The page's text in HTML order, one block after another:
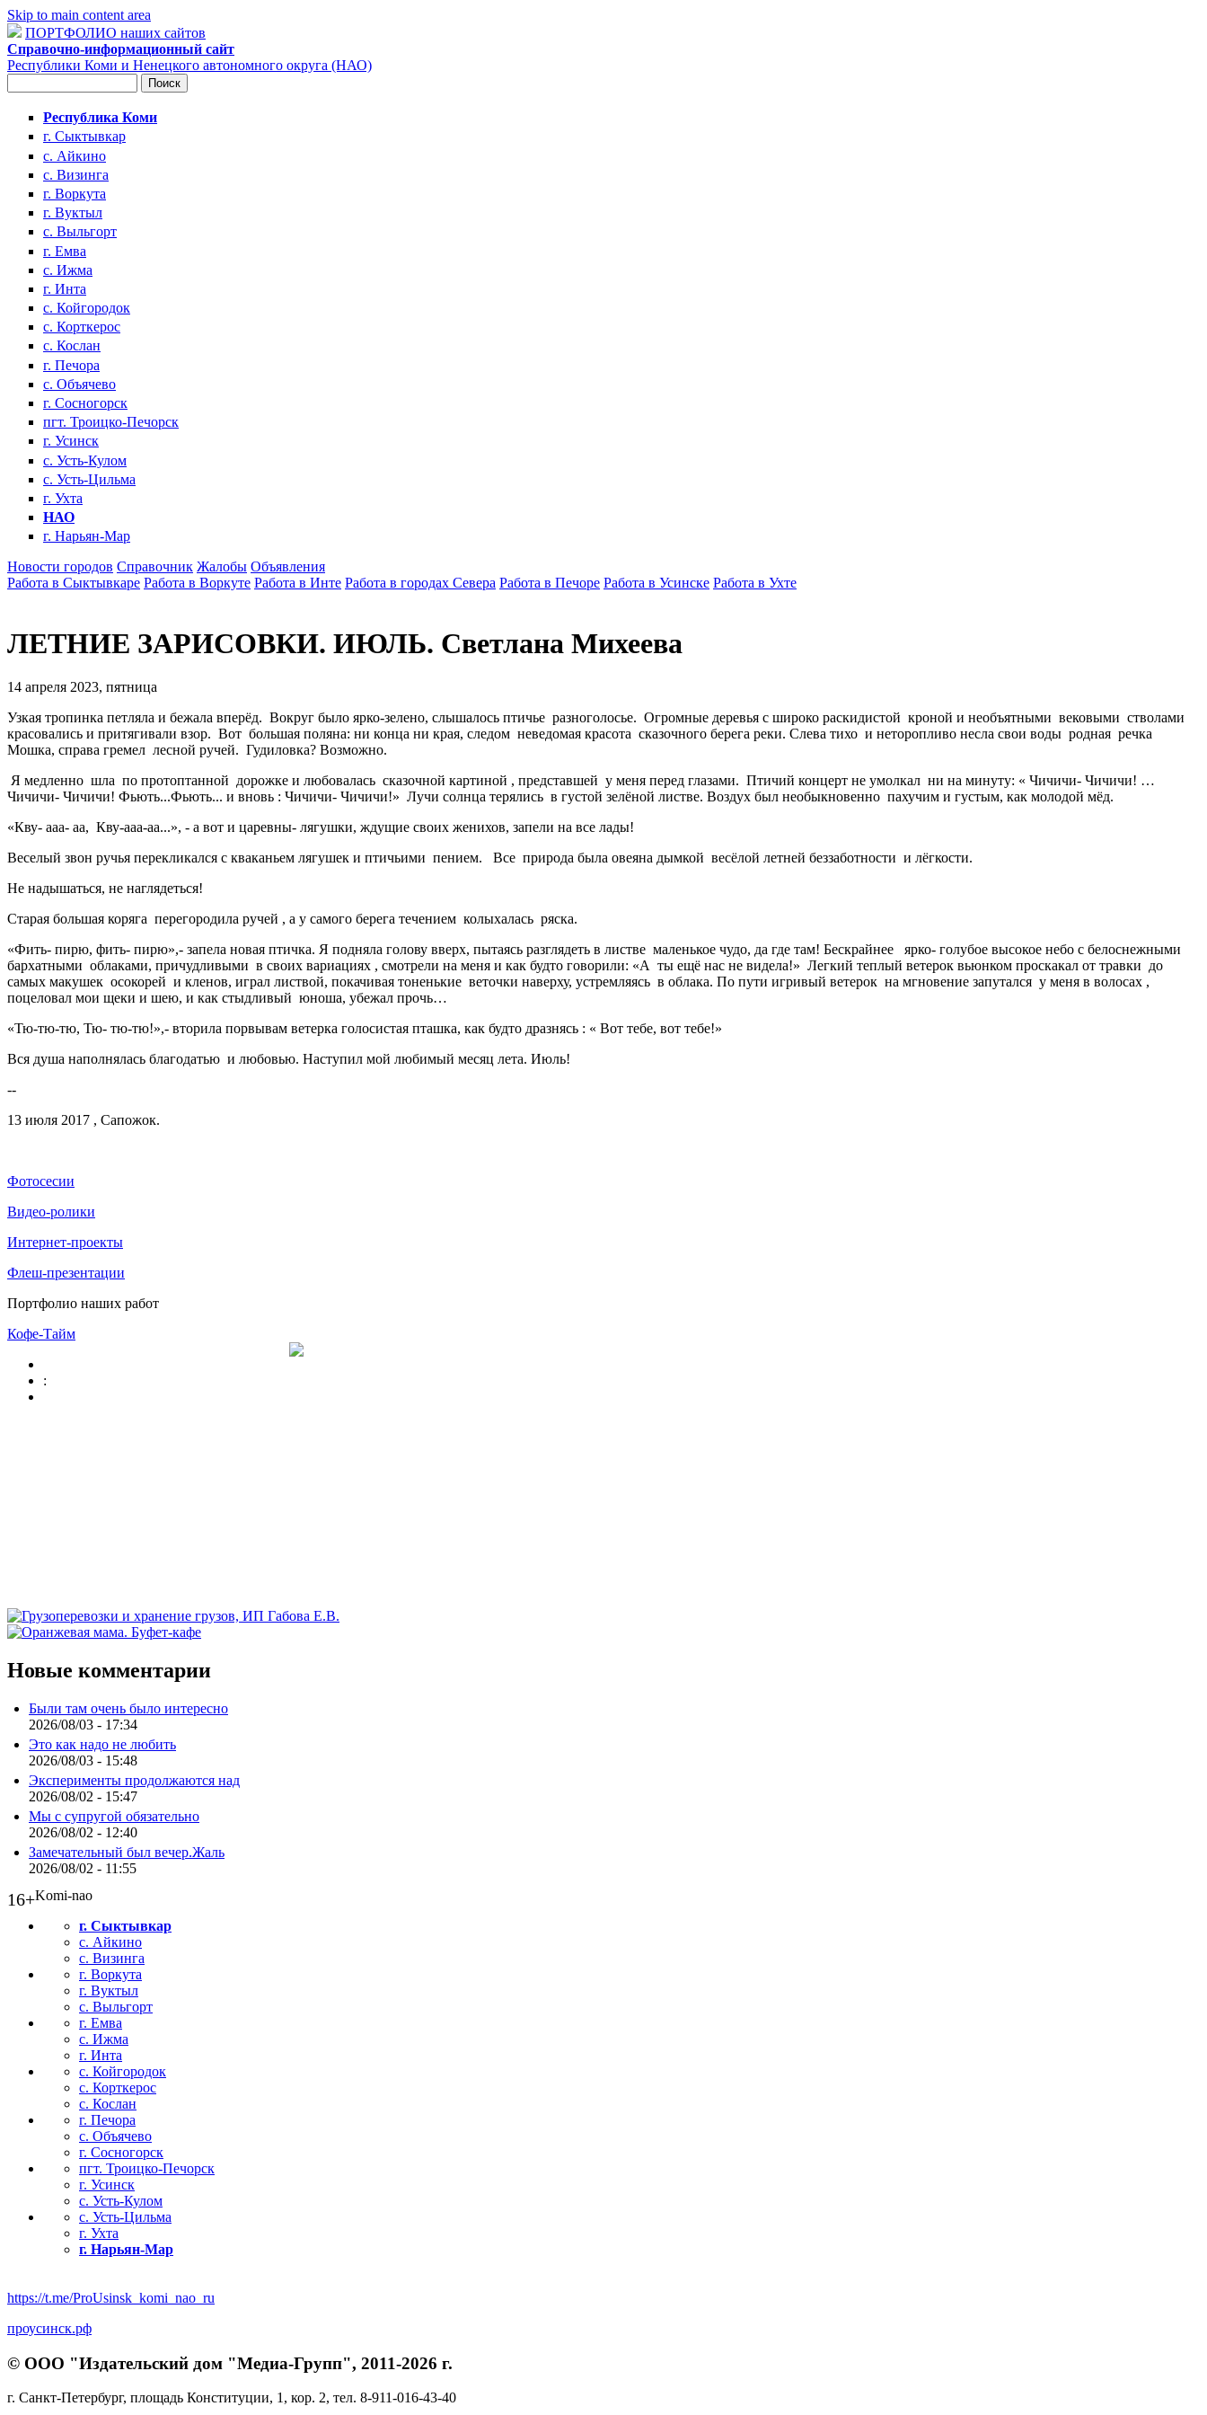
Skip to main content area
ПОРТФОЛИО наших сайтов
Справочно-информационный сайт
Республики Коми и Ненецкого автономного округа (НАО)
Республика Коми
г. Сыктывкар
с. Айкино
с. Визинга
г. Воркута
г. Вуктыл
с. Выльгорт
г. Емва
с. Ижма
г. Инта
с. Койгородок
с. Корткерос
с. Кослан
г. Печора
с. Объячево
г. Сосногорск
пгт. Троицко-Печорск
г. Усинск
с. Усть-Кулом
с. Усть-Цильма
г. Ухта
НАО
г. Нарьян-Мар
Новости городов Справочник Жалобы Объявления
Работа в Сыктывкаре Работа в Воркуте Работа в Инте Работа в городах Севера Работа в Печоре Работа в Усинске Работа в Ухте
ЛЕТНИЕ ЗАРИСОВКИ. ИЮЛЬ. Светлана Михеева
14 апреля 2023, пятница
Узкая тропинка петляла и бежала вперёд. Вокруг было ярко-зелено, слышалось птичье разноголосье. Огромные деревья с широко раскидистой кроной и необъятными вековыми стволами
красовались и притягивали взор. Вот большая поляна: ни конца ни края, следом неведомая красота сказочного берега реки. Слева тихо и неторопливо несла свои воды родная речка
Мошка, справа гремел лесной ручей. Гудиловка? Возможно.
Я медленно шла по протоптанной дорожке и любовалась сказочной картиной , представшей у меня перед глазами. Птичий концерт не умолкал ни на минуту: « Чичичи- Чичичи! …
Чичичи- Чичичи! Фьють...Фьють... и вновь : Чичичи- Чичичи!» Лучи солнца терялись в густой зелёной листве. Воздух был необыкновенно пахучим и густым, как молодой мёд.
«Кву- ааа- аа, Кву-ааа-аа...», - а вот и царевны- лягушки, ждущие своих женихов, запели на все лады!
Веселый звон ручья перекликался с кваканьем лягушек и птичьими пением. Все природа была овеяна дымкой весёлой летней беззаботности и лёгкости.
Не надышаться, не наглядеться!
Старая большая коряга перегородила ручей , а у самого берега течением колыхалась ряска.
«Фить- пирю, фить- пирю»,- запела новая птичка. Я подняла голову вверх, пытаясь разглядеть в листве маленькое чудо, да где там! Бескрайнее ярко- голубое высокое небо с белоснежными
бархатными облаками, причудливыми в своих вариациях , смотрели на меня и как будто говорили: «А ты ещё нас не видела!» Легкий теплый ветерок вьюнком проскакал от травки до
самых макушек осокорей и кленов, играл листвой, покачивая тоненькие веточки наверху, устремляясь в облака. По пути игривый ветерок на мгновение запутался у меня в волосах ,
поцеловал мои щеки и шею, и как стыдливый юноша, убежал прочь…
«Тю-тю-тю, Тю- тю-тю!»,- вторила порвывам ветерка голосистая пташка, как будто дразнясь : « Вот тебе, вот тебе!»
Вся душа наполнялась благодатью и любовью. Наступил мой любимый месяц лета. Июль!
--
13 июля 2017 , Сапожок.
Фотосесии
Видео-ролики
Интернет-проекты
Флеш-презентации
Портфолио наших работ
Кофе-Тайм
:
Новые комментарии
Были там очень было интересно
2026/08/03 - 17:34
Это как надо не любить
2026/08/03 - 15:48
Эксперименты продолжаются над
2026/08/02 - 15:47
Мы с супругой обязательно
2026/08/02 - 12:40
Замечательный был вечер.Жаль
2026/08/02 - 11:55
16+Komi-nao
г. Сыктывкар
с. Айкино
с. Визинга
г. Воркута
г. Вуктыл
с. Выльгорт
г. Емва
с. Ижма
г. Инта
с. Койгородок
с. Корткерос
с. Кослан
г. Печора
с. Объячево
г. Сосногорск
пгт. Троицко-Печорск
г. Усинск
с. Усть-Кулом
с. Усть-Цильма
г. Ухта
г. Нарьян-Мар
https://t.me/ProUsinsk_komi_nao_ru
проусинск.рф
© ООО "Издательский дом "Медиа-Групп", 2011-2026 г.
г. Санкт-Петербург, площадь Конституции, 1, кор. 2, тел. 8-911-016-43-40